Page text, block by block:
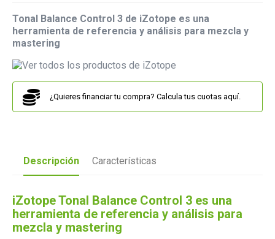
Tonal Balance Control 3 de iZotope es una
herramienta de referencia y análisis para mezcla y
mastering
¿Quieres financiar tu compra? Calcula tus cuotas aquí.
Descripción Características
iZotope Tonal Balance Control 3 es una
herramienta de referencia y análisis para
mezcla y mastering